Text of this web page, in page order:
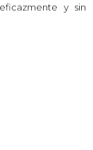
y sin